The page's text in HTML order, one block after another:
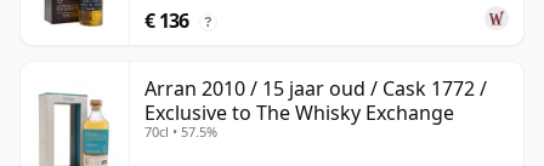
€ 136 ?
Arran 2010 / 15 jaar oud / Cask 1772 /
Exclusive to The Whisky Exchange
70cl • 57.5%